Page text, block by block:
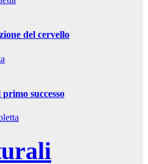
del cervello
successo